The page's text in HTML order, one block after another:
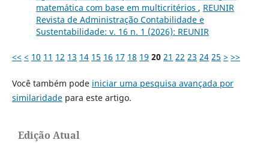
matemática com base em multicritérios , REUNIR
Revista de Administração Contabilidade e
Sustentabilidade: v. 16 n. 1 (2026): REUNIR
<< < 10 11 12 13 14 15 16 17 18 19 20 21 22 23 24 25 > >>
Você também pode iniciar uma pesquisa avançada por
similaridadepara este artigo.
Edição Atual